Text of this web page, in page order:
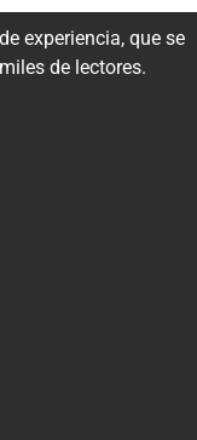
experiencia, que se
de lectores.